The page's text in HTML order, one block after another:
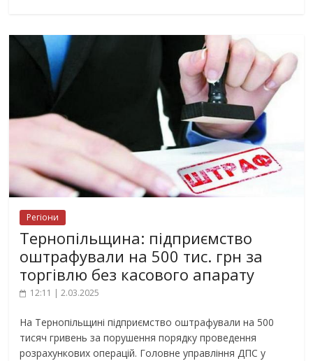
Регіони
Тернопільщина: підприємство
оштрафували на 500 тис. грн за
торгівлю без касового апарату
12:11 | 2.03.2025
На Тернопільщині підприємство оштрафували на 500
тисяч гривень за порушення порядку проведення
розрахункових операцій. Головне управління ДПС у